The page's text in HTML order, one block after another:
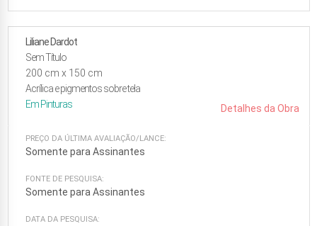
Liliane Dardot
Sem Título
200 cm x 150 cm
Acrílica e pigmentos sobre tela
Em Pinturas Detalhes da Obra
PREÇO DA ÚLTIMA AVALIAÇÃO/LANCE:
Somente para Assinantes
FONTE DE PESQUISA:
Somente para Assinantes
DATA DA PESQUISA: